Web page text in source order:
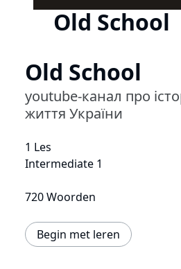
Old School
Old School
youtube-канал про
життя України
1 Les
Intermediate 1
720 Woorden
Begin met leren